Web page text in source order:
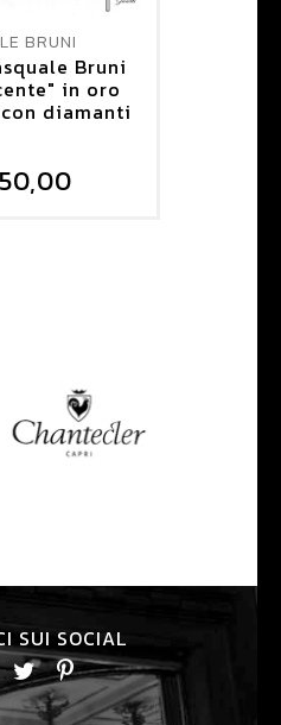
BRUNI
Bruni
in oro
diamanti
SUI SOCIAL